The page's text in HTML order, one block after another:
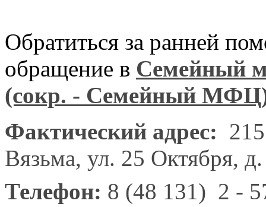
Обратиться за ранней
обращение в Семейный
(сокр. - Семейный
Фактический адрес:
Вязьма, ул. 25 Октября,
Телефон: 8 (48 131) 2 -